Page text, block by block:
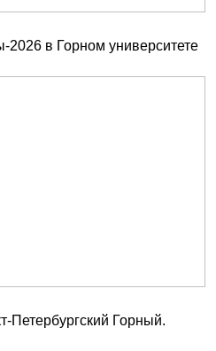
в Горном университете
Петербургский Горный.